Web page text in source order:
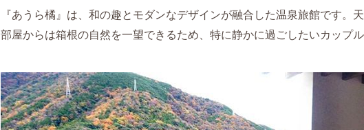
『あうら橘』は、和の趣とモダンなデザインが融合した温泉旅館です。
部屋からは箱根の自然を一望できるため、特に静かに過ごしたいカップル